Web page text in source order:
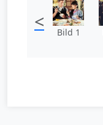
< Bild 1